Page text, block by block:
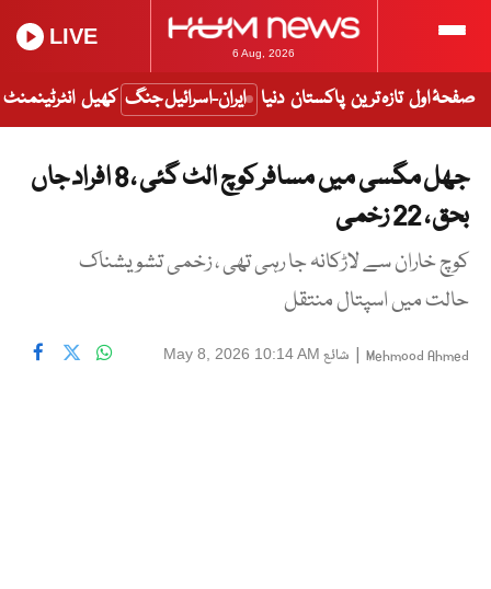
6 Aug, 2026
LIVE
صفحۂ اول تازہ ترین پاکستان دنیا ایران-اسرائیل جنگ کھیل انٹرٹینمنٹ
جھل مگسی میں مسافر کوچ الٹ گئی ، 8 افراد جاں
بحق ، 22 زخمی
کوچ خاران سے لاڑکانہ جا رہی تھی ، زخمی تشویشناک
حالت میں اسپتال منتقل
Mehmood Ahmed
| شائع May 8, 2026 10:14 AM